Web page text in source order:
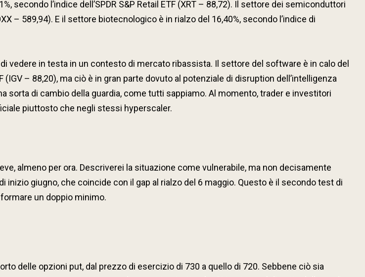
secondo l’indice dell’SPDR S&P Retail ETF (XRT – 88,72). Il settore dei semiconduttori
– 589,94). E il settore biotecnologico è in rialzo del 16,40%, secondo l’indice di
in testa in un contesto di mercato ribassista. Il settore del software è in calo del
– 88,20), ma ciò è in gran parte dovuto al potenziale di disruption dell’intelligenza
di cambio della guardia, come tutti sappiamo. Al momento, trader e investitori
piuttosto che negli stessi hyperscaler.
almeno per ora. Descriverei la situazione come vulnerabile, ma non decisamente
giugno, che coincide con il gap al rialzo del 6 maggio. Questo è il secondo test di
formare un doppio minimo.
delle opzioni put, dal prezzo di esercizio di 730 a quello di 720. Sebbene ciò sia